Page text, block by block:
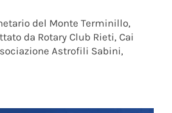
del Monte Terminillo,
da Rotary Club Rieti, Cai
Astrofili Sabini,